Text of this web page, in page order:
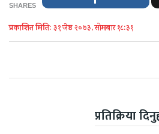
SHARES
प्रकाशित मिति: ३१ जेष्ठ २०७३, सोमबार १८:३१
प्रतिक्रिया